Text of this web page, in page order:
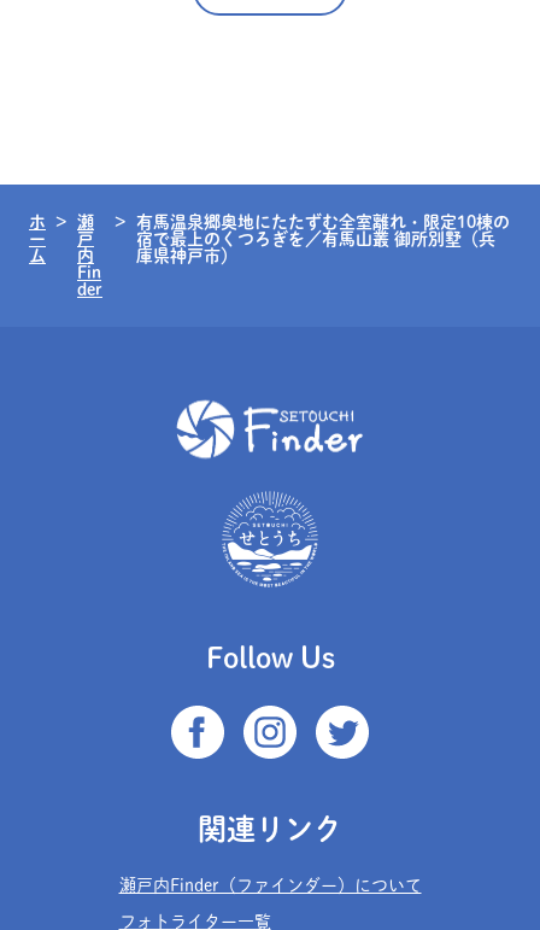
ホ
ー
ム
瀬
戸
内
Fin
der
有馬温泉郷奥地にたたずむ全室離れ・限定10棟の
宿で最上のくつろぎを／有馬山叢 御所別墅（兵
庫県神戸市）
Follow Us
関連リンク
瀬戸内Finder（ファインダー）について
フォトライター一覧